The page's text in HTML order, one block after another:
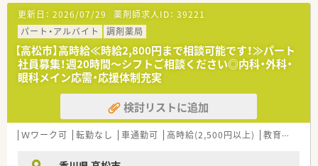
〈会社の特徴〉
■中四国に200店舗以上展開する大手ドラッグストアです。さら
に増加中で成長性がある企業です。
■近年、関西方面にも店舗展開をしています。
■ドラッグストア併設調剤薬局を40店舗以上展開。
■店舗拡大に伴いキャリアアップできるポジションが多数あり！
頑張り次第で高給与も可能！
■日用品から医薬品・化粧品まで、従業員割引制度など支出を減
らせる嬉しいメリットもたくさんあります！
■「暮らしに役立つことなら何でも取り組もう」をモットーに、
■設備機器を全店舗統一しており、分包機・軟膏ねり機・PTP除包
更新日： 2026/07/29 薬剤師求人ID： 39221
パート・アルバイト
調剤薬局
【高松市】高時給≪時給2,800円まで相談可能です！≫パート
社員募集！週20時間～シフトご相談ください◎内科・外科・
眼科メイン応需・応援体制充実
検討リストに追加
Ｗワーク可 転勤なし 車通勤可 高時給(2,500円以上) 教育制度あり